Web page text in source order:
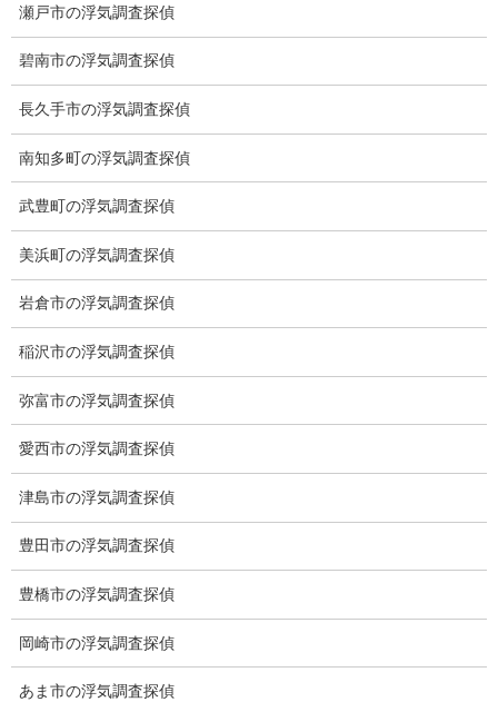
※弊社から24時間以内に返信が無い場合、再度LINE又はお電話を
お願いいたします。
カテゴリー
ブログ (496)
トップ
ご挨拶
システム
クーリング・オフ
ワンストップサービス
瀬戸市の浮気調査探偵
碧南市の浮気調査探偵
長久手市の浮気調査探偵
南知多町の浮気調査探偵
武豊町の浮気調査探偵
美浜町の浮気調査探偵
岩倉市の浮気調査探偵
稲沢市の浮気調査探偵
弥富市の浮気調査探偵
愛西市の浮気調査探偵
津島市の浮気調査探偵
豊田市の浮気調査探偵
豊橋市の浮気調査探偵
岡崎市の浮気調査探偵
あま市の浮気調査探偵